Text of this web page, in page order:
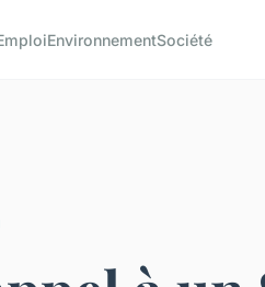
EnvironnementSociété